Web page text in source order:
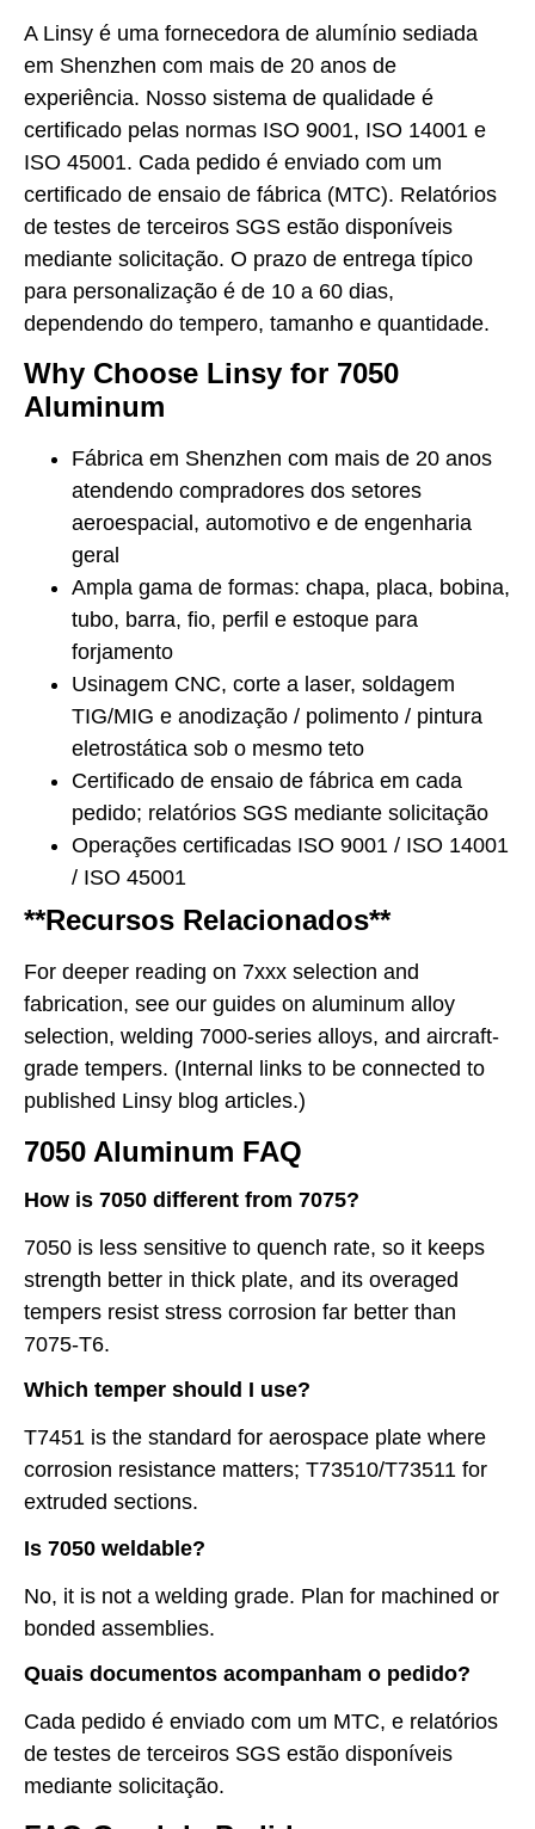
A Linsy é uma fornecedora de alumínio sediada
em Shenzhen com mais de 20 anos de
experiência. Nosso sistema de qualidade é
certificado pelas normas ISO 9001, ISO 14001 e
ISO 45001. Cada pedido é enviado com um
certificado de ensaio de fábrica (MTC). Relatórios
de testes de terceiros SGS estão disponíveis
mediante solicitação. O prazo de entrega típico
para personalização é de 10 a 60 dias,
dependendo do tempero, tamanho e quantidade.
Why Choose Linsy for 7050
Aluminum
Fábrica em Shenzhen com mais de 20 anos
atendendo compradores dos setores
aeroespacial, automotivo e de engenharia
geral
Ampla gama de formas: chapa, placa, bobina,
tubo, barra, fio, perfil e estoque para
forjamento
Usinagem CNC, corte a laser, soldagem
TIG/MIG e anodização / polimento / pintura
eletrostática sob o mesmo teto
Certificado de ensaio de fábrica em cada
pedido; relatórios SGS mediante solicitação
Operações certificadas ISO 9001 / ISO 14001
/ ISO 45001
**Recursos Relacionados**
For deeper reading on 7xxx selection and
fabrication, see our guides on aluminum alloy
selection, welding 7000-series alloys, and aircraft-
grade tempers. (Internal links to be connected to
published Linsy blog articles.)
7050 Aluminum FAQ
How is 7050 different from 7075?
7050 is less sensitive to quench rate, so it keeps
strength better in thick plate, and its overaged
tempers resist stress corrosion far better than
7075-T6.
Which temper should I use?
T7451 is the standard for aerospace plate where
corrosion resistance matters; T73510/T73511 for
extruded sections.
Is 7050 weldable?
No, it is not a welding grade. Plan for machined or
bonded assemblies.
Quais documentos acompanham o pedido?
Cada pedido é enviado com um MTC, e relatórios
de testes de terceiros SGS estão disponíveis
mediante solicitação.